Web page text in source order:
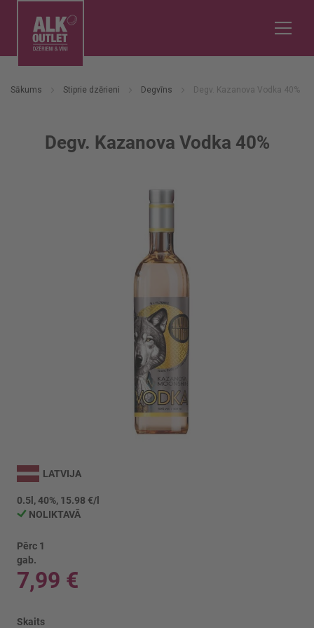
Sākums Stiprie dzērieni Degvīns Degv. Kazanova Vodka 40%
Degv. Kazanova Vodka 40%
uz
galerijas
sākumu
LATVIJA
0.5l, 40%, 15.98 €/l
NOLIKTAVĀ
Pērc 1
gab.
7,99 €
Skaits